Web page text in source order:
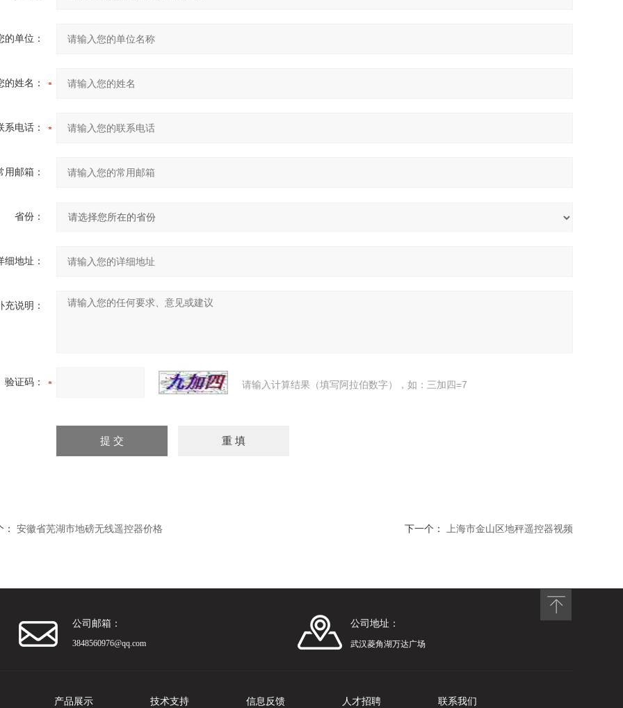
的单位：
的姓名：
系电话：
用邮箱：
省份：
细地址：
充说明：
验证码： 请输入计算结果（填写阿拉伯数字），如：三加四=7
安徽省芜湖市地磅无线遥控器价格 下一个： 上海市金山区地秤遥控器视频
公司邮箱：
3848560976@qq.com
公司地址：
武汉菱角湖万达广场
产品展示 技术支持 信息反馈 人才招聘 联系我们